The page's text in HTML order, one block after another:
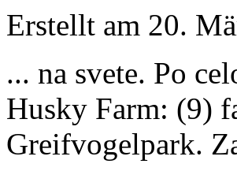
Erstellt am 20.
... na svete. Po
Husky Farm: (9)
Greifvogelpark.